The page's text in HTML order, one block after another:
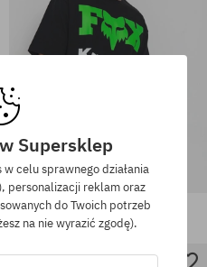
T-shirt Fox Kawi Oversized
259,90 PLN169,90 PLN
-39%
Supersklep
celu sprawnego działania
personalizacji reklam oraz
do Twoich potrzeb
na nie wyrazić zgodę).